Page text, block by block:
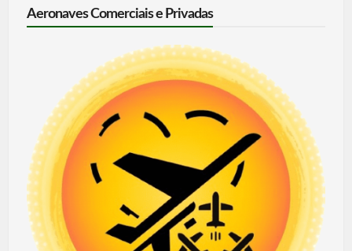
Aeronaves Comerciais e Privadas